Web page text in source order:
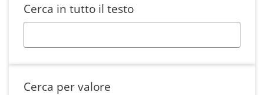
Cerca in tutto il testo
Cerca per valore